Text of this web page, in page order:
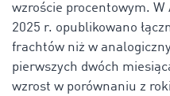
wzroście procentowym.
2025 r. opublikowano
frachtów niż w
pierwszych dwóch
wzrost w porównaniu z